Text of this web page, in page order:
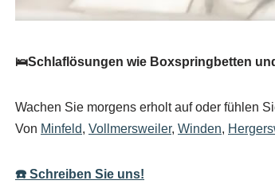
🛌Schlaflösungen wie Boxspringbetten
Wachen Sie morgens erholt auf oder fühlen
Von Minfeld, Vollmersweiler, Winden,
☎️ Schreiben Sie uns!